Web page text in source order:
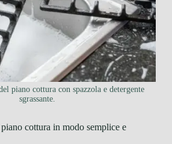
piano cottura con spazzola e detergente
sgrassante.
cottura in modo semplice e